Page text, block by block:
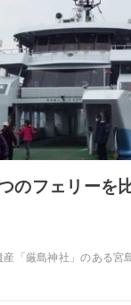
のフェリーを
産「厳島神社」のある宮